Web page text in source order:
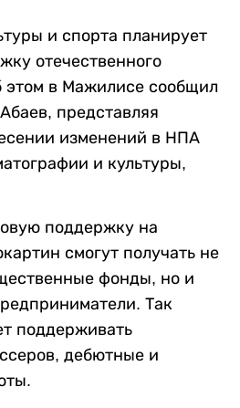
и спорта планирует
отечественного
этом в Мажилисе сообщил
представляя
изменений в НПА
и культуры,
поддержку на
смогут получать не
фонды, но и
Так
поддерживать
дебютные и